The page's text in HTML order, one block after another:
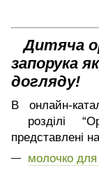
Дитяча
запорука
догляду!
В онлайн-
розділі
представлені
молочко для